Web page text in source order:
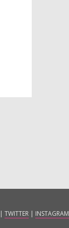
| TWITTER | INSTAGRAM